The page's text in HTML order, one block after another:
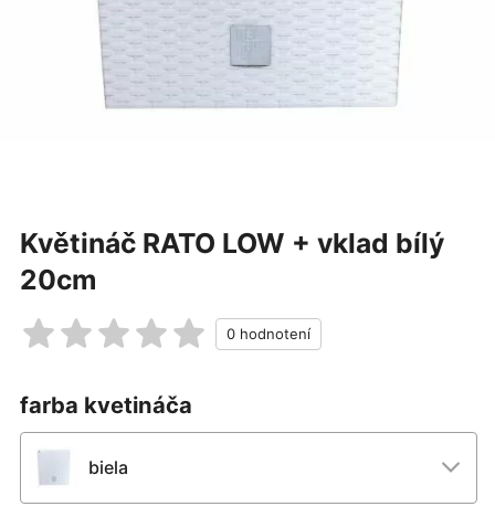
Květináč RATO LOW + vklad bílý
20cm
farba kvetináča
biela